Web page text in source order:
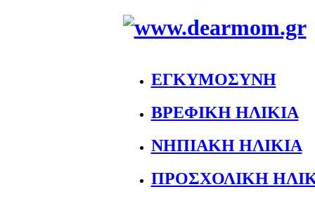
ΕΓΚΥΜΟΣΥΝΗ
ΒΡΕΦΙΚΗ ΗΛΙΚΙΑ
ΝΗΠΙΑΚΗ ΗΛΙΚΙΑ
ΠΡΟΣΧΟΛΙΚΗ